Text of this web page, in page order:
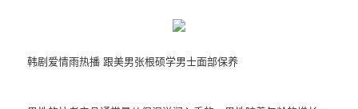
韩剧爱情雨热播 跟美男张根硕学男士面部保养